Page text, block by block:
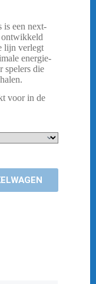
is een next-
ontwikkeld
lijn verlegt
energie-
spelers die
voor in de